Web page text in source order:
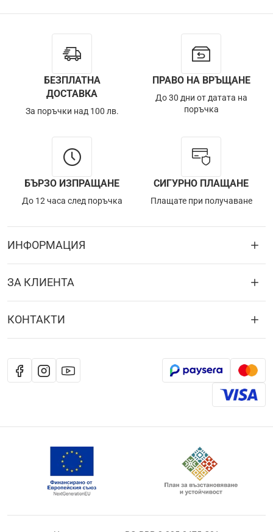
БЕЗПЛАТНА
ДОСТАВКА
За поръчки над 100 лв.
ПРАВО НА ВРЪЩАНЕ
До 30 дни от датата на
поръчка
БЪРЗО ИЗПРАЩАНЕ
До 12 часа след поръчка
СИГУРНО ПЛАЩАНЕ
Плащате при получаване
ИНФОРМАЦИЯ
ЗА КЛИЕНТА
КОНТАКТИ